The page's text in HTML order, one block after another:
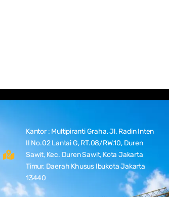
Kantor : Multipiranti Graha, Jl. Radin Inten
II No.02 Lantai G, RT.08/RW.10, Duren
Sawit, Kec. Duren Sawit, Kota Jakarta
Timur, Daerah Khusus Ibukota Jakarta
13440